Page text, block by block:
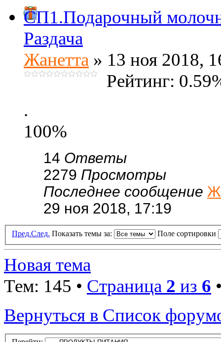
СП1.Подарочный
Раздача
Жанетта » 13 ноя 2018,
Рейтинг:
.
100%
14 Ответы
2279 Просмотры
Последнее сообщение
29 ноя 2018, 17:19
Пред.След. Показать темы за: Поле сортировки
Новая тема
Тем: 145 • Страница 2 из 6
Вернуться в Список